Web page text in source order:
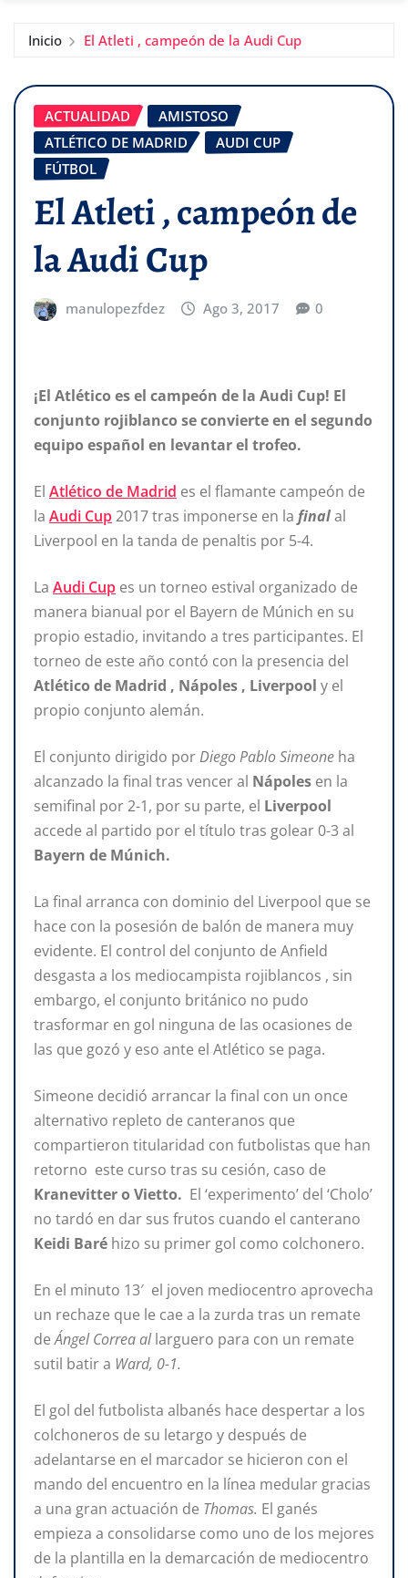
Inicio El Atleti , campeón de la Audi Cup
ACTUALIDAD
AMISTOSO
ATLÉTICO DE MADRID
AUDI CUP
FÚTBOL
El Atleti , campeón de
la Audi Cup
manulopezfdez Ago 3, 2017 0
¡El Atlético es el campeón de la Audi Cup! El
conjunto rojiblanco se convierte en el segundo
equipo español en levantar el trofeo.
El Atlético de Madrid es el flamante campeón de
la Audi Cup2017 tras imponerse en la finalal
Liverpool en la tanda de penaltis por 5-4.
La Audi Cup es un torneo estival organizado de
manera bianual por el Bayern de Múnich en su
propio estadio, invitando a tres participantes. El
torneo de este año contó con la presencia del
Atlético de Madrid , Nápoles , Liverpool y el
propio conjunto alemán.
El conjunto dirigido porDiego Pablo Simeone ha
alcanzado la final tras vencer al Nápoles en la
semifinal por 2-1, por su parte, el Liverpool
accede al partido por el título tras golear 0-3 al
Bayern de Múnich.
La final arranca con dominio del Liverpool que se
hace con la posesión de balón de manera muy
evidente. El control del conjunto de Anfield
desgasta a los mediocampista rojiblancos , sin
embargo, el conjunto británico no pudo
trasformar en gol ninguna de las ocasiones de
las que gozó y eso ante el Atlético se paga.
Simeone decidió arrancar la final con un once
alternativo repleto de canteranos que
compartieron titularidad con futbolistas que han
retorno este curso tras su cesión, caso de
Kranevitter o Vietto. El ‘experimento’ del ‘Cholo’
no tardó en dar sus frutos cuando el canterano
Keidi Baré hizo su primer gol como colchonero.
En el minuto 13′ el joven mediocentro aprovecha
un rechaze que le cae a la zurda tras un remate
deÁngel Correa allarguero para con un remate
sutil batir a Ward, 0-1.
El gol del futbolista albanés hace despertar a los
colchoneros de su letargo y después de
adelantarse en el marcador se hicieron con el
mando del encuentro en la línea medular gracias
a una gran actuación de Thomas. El ganés
empieza a consolidarse como uno de los mejores
de la plantilla en la demarcación de mediocentro